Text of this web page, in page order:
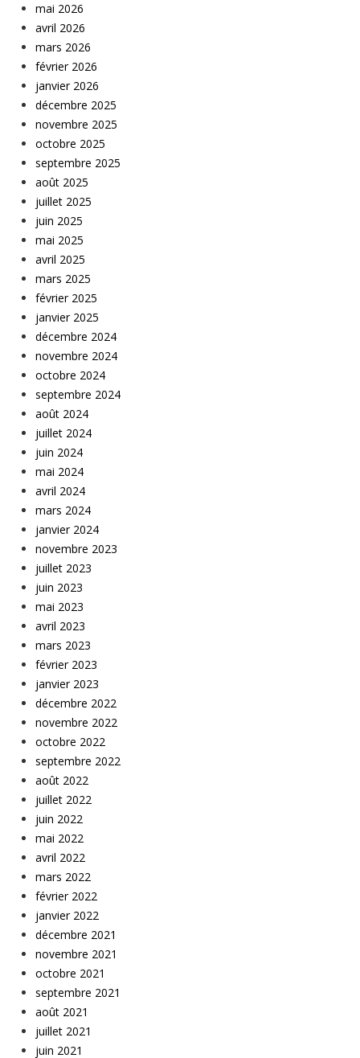
mai 2026
avril 2026
mars 2026
février 2026
janvier 2026
décembre 2025
novembre 2025
octobre 2025
septembre 2025
août 2025
juillet 2025
juin 2025
mai 2025
avril 2025
mars 2025
février 2025
janvier 2025
décembre 2024
novembre 2024
octobre 2024
septembre 2024
août 2024
juillet 2024
juin 2024
mai 2024
avril 2024
mars 2024
janvier 2024
novembre 2023
juillet 2023
juin 2023
mai 2023
avril 2023
mars 2023
février 2023
janvier 2023
décembre 2022
novembre 2022
octobre 2022
septembre 2022
août 2022
juillet 2022
juin 2022
mai 2022
avril 2022
mars 2022
février 2022
janvier 2022
décembre 2021
novembre 2021
octobre 2021
septembre 2021
août 2021
juillet 2021
juin 2021